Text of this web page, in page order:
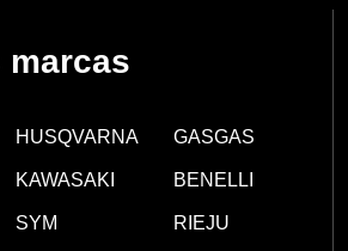
marcas
HUSQVARNA GASGAS
KAWASAKI BENELLI
SYM RIEJU